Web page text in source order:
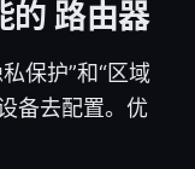
的 路由器
保护”和“区域
备去配置。优